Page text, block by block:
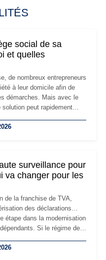
social de sa
et quelles
de nombreux entrepreneurs
à leur domicile afin de
démarches. Mais avec le
peut rapidement
de marque… Le
surveillance pour
va changer pour les
de la franchise de TVA,
des déclarations…
étape dans la modernisation
Si le régime de
à un environnement